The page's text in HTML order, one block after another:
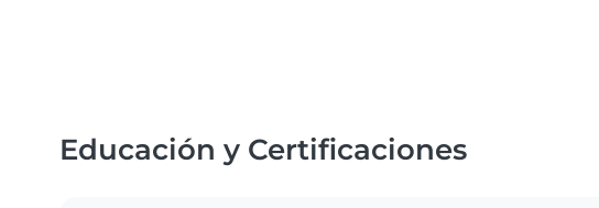
Educación y Certificaciones